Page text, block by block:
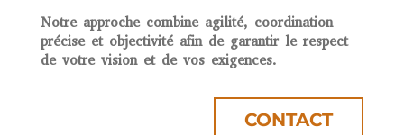
Notre approche combine agilité, coordination
précise et objectivité afin de garantir le respect
de votre vision et de vos exigences.
CONTACT